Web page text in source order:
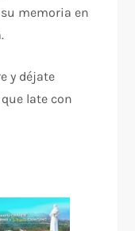
memoria en
y déjate
late con